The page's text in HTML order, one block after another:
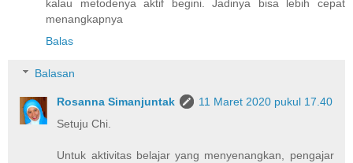
kalau metodenya aktif begini. Jadinya bisa lebih cepat
menangkapnya
Balas
Balasan
Rosanna Simanjuntak
11 Maret 2020 pukul 17.40
Setuju Chi.
Untuk aktivitas belajar yang menyenangkan, pengajar